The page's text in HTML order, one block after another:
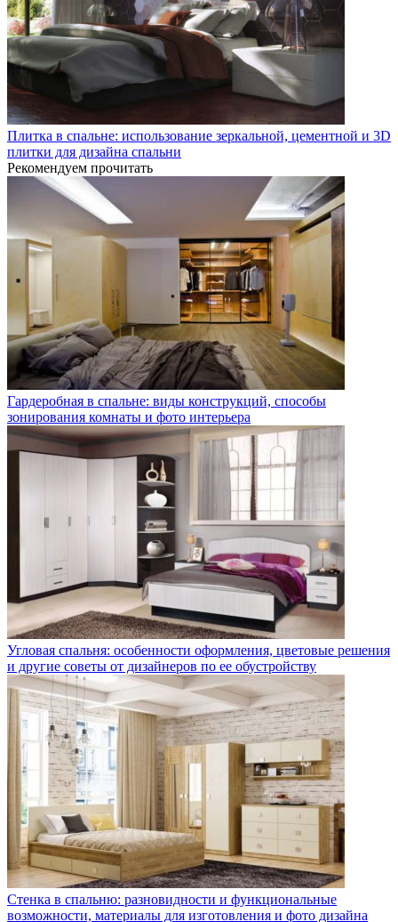
Плитка в спальне: использование зеркальной, цементной и 3D
плитки для дизайна спальни
Рекомендуем прочитать
Гардеробная в спальне: виды конструкций, способы
зонирования комнаты и фото интерьера
Угловая спальня: особенности оформления, цветовые решения
и другие советы от дизайнеров по ее обустройству
Стенка в спальню: разновидности и функциональные
возможности, материалы для изготовления и фото дизайна